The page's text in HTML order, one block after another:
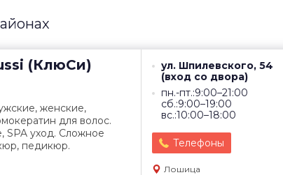
(КлюСи)
ул. Шпилевского, 54
(вход со двора)
пн.-пт.:9:00–21:00
сб.:9:00–19:00
вс.:10:00–18:00
Телефоны
Лошица
женские,
для волос.
SPA уход. Сложное
педикюр.